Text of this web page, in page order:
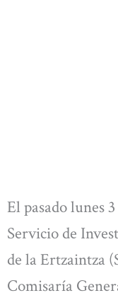
El pasado lunes
Servicio de
de la Ertzaintza
Comisaría